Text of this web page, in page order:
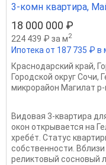
3-комн квартира,
18 000 000 ₽
224 439 ₽ за м2
Ипотека от 187 735 ₽ в
Краснодарский край,
Городской округ Сочи,
микрорайон Магилат р-
Видовая 3-квартира
окон открывается на
хребе́т. Статус
собственности.
реликтовый сосновый